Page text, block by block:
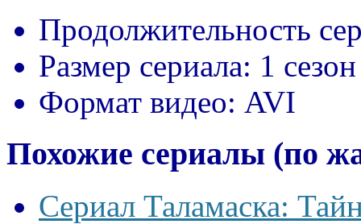
Продолжительность
Размер сериала: 1
Формат видео: AVI
Похожие сериалы (по
Сериал Таламаска: